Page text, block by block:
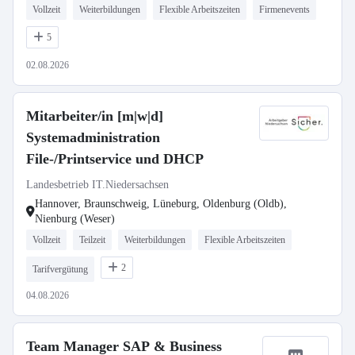
Vollzeit Weiterbildungen Flexible Arbeitszeiten Firmenevents
5
02.08.2026
Mitarbeiter/in [m|w|d]
Systemadministration
File-/Printservice und DHCP
Landesbetrieb IT.Niedersachsen
Hannover, Braunschweig, Lüneburg, Oldenburg (Oldb),
Nienburg (Weser)
Vollzeit Teilzeit Weiterbildungen Flexible Arbeitszeiten
Tarifvergütung 2
04.08.2026
Team Manager SAP & Business